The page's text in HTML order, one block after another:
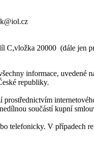
C,vložka 20000 (dále jen
informace, uvedené
republiky.
součástí kupní
telefonicky. V případech